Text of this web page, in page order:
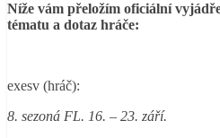
Níže vám přeložím oficiální
tématu a dotaz hráče:
exesv (hráč):
8. sezoná FL. 16. – 23. září.